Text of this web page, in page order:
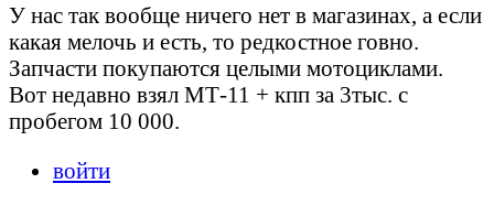
У нас так вообще ничего нет в магазинах, а если
какая мелочь и есть, то редкостное говно.
Запчасти покупаются целыми мотоциклами.
Вот недавно взял МТ-11 + кпп за 3тыс. с
пробегом 10 000.
войти